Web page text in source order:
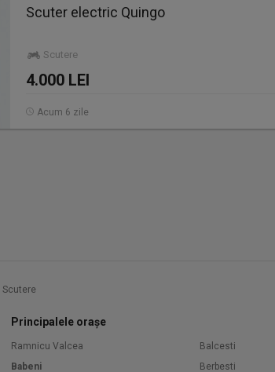
Scuter electric Quingo
Scutere
4.000 LEI
Acum 6 zile
Scutere
Principalele orașe
Ramnicu Valcea
Babeni
Balcesti
Berbesti